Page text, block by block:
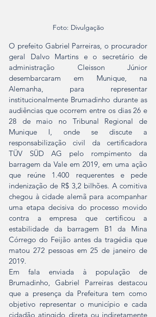
Foto: Divulgação
O prefeito Gabriel Parreiras, o procurador
geral Dalvo Martins e o secretário de
administração Cleisson Júnior
desembarcaram em Munique, na
Alemanha, para representar
institucionalmente Brumadinho durante as
audiências que ocorrem entre os dias 26 e
28 de maio no Tribunal Regional de
Munique I, onde se discute a
responsabilização civil da certificadora
TÜV SÜD AG pelo rompimento da
barragem da Vale em 2019, em uma ação
que reúne 1.400 requerentes e pede
indenização de R$ 3,2 bilhões. A comitiva
chegou à cidade alemã para acompanhar
uma etapa decisiva do processo movido
contra a empresa que certificou a
estabilidade da barragem B1 da Mina
Córrego do Feijão antes da tragédia que
matou 272 pessoas em 25 de janeiro de
2019.
Em fala enviada à população de
Brumadinho, Gabriel Parreiras destacou
que a presença da Prefeitura tem como
objetivo representar o município e cada
cidadão atingido direta ou indiretamente